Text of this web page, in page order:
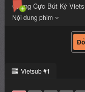
Vietsub #1
5